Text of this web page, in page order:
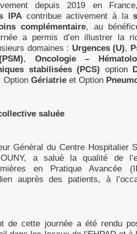
depuis 2019 en
IPAcontribue activement à la
complémentaire, au
a permis d’en illustrer la
domaines : Urgences (U),
, Oncologie –
stabilisées (PCS) option
Option Gériatrie et Option
saluée
Général du Centre Hospitalier
a salué la qualité de
en Pratique Avancée
auprès des patients, à
de cette journée a été rendu